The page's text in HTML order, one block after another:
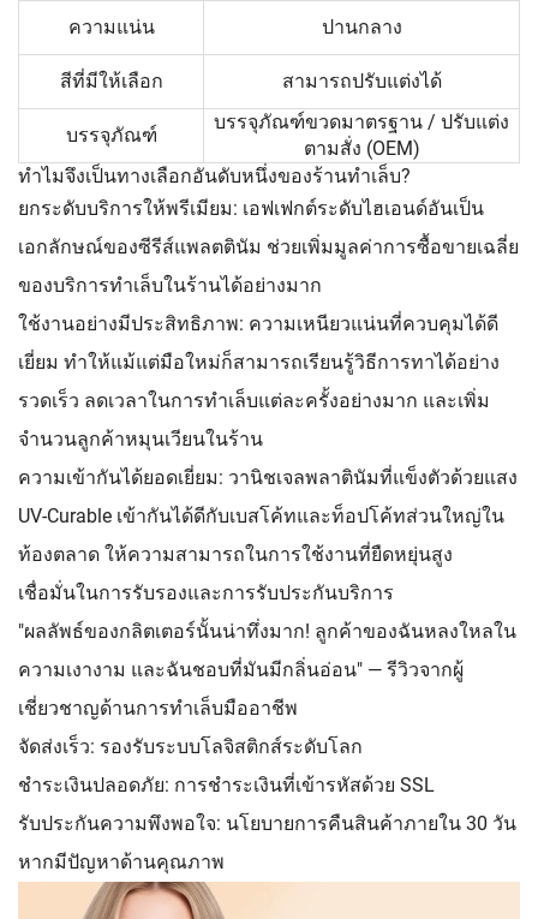
ความแน่น ปานกลาง
สีที่มีให้เลือก สามารถปรับแต่งได้
บรรจุภัณฑ์
บรรจุภัณฑ์ขวดมาตรฐาน / ปรับแต่ง
ตามสั่ง (OEM)
ทำไมจึงเป็นทางเลือกอันดับหนึ่งของร้านทำเล็บ?
ยกระดับบริการให้พรีเมียม: เอฟเฟกต์ระดับไฮเอนด์อันเป็น
เอกลักษณ์ของซีรีส์แพลตตินัม ช่วยเพิ่มมูลค่าการซื้อขายเฉลี่ย
ของบริการทำเล็บในร้านได้อย่างมาก
ใช้งานอย่างมีประสิทธิภาพ: ความเหนียวแน่นที่ควบคุมได้ดี
เยี่ยม ทำให้แม้แต่มือใหม่ก็สามารถเรียนรู้วิธีการทาได้อย่าง
รวดเร็ว ลดเวลาในการทำเล็บแต่ละครั้งอย่างมาก และเพิ่ม
จำนวนลูกค้าหมุนเวียนในร้าน
ความเข้ากันได้ยอดเยี่ยม: วานิชเจลพลาตินัมที่แข็งตัวด้วยแสง
UV-Curable เข้ากันได้ดีกับเบสโค้ทและท็อปโค้ทส่วนใหญ่ใน
ท้องตลาด ให้ความสามารถในการใช้งานที่ยืดหยุ่นสูง
เชื่อมั่นในการรับรองและการรับประกันบริการ
"ผลลัพธ์ของกลิตเตอร์นั้นน่าทึ่งมาก! ลูกค้าของฉันหลงใหลใน
ความเงางาม และฉันชอบที่มันมีกลิ่นอ่อน" — รีวิวจากผู้
เชี่ยวชาญด้านการทำเล็บมืออาชีพ
จัดส่งเร็ว: รองรับระบบโลจิสติกส์ระดับโลก
ชำระเงินปลอดภัย: การชำระเงินที่เข้ารหัสด้วย SSL
รับประกันความพึงพอใจ: นโยบายการคืนสินค้าภายใน 30 วัน
หากมีปัญหาด้านคุณภาพ